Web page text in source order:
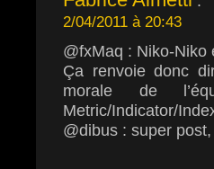
2/04/2011 à 20:43
@fxMaq : Niko-Niko
Ça renvoie donc
morale de
Metric/Indicator/
@dibus : super post,